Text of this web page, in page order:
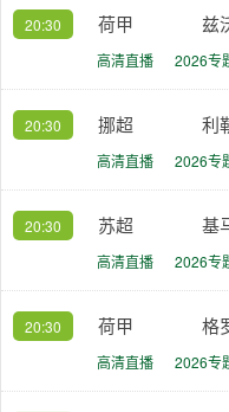
20:30 荷甲 兹
高清直播 2026专
20:30 挪超 利
高清直播 2026专
20:30 苏超 基
高清直播 2026专
20:30 荷甲 格
高清直播 2026专